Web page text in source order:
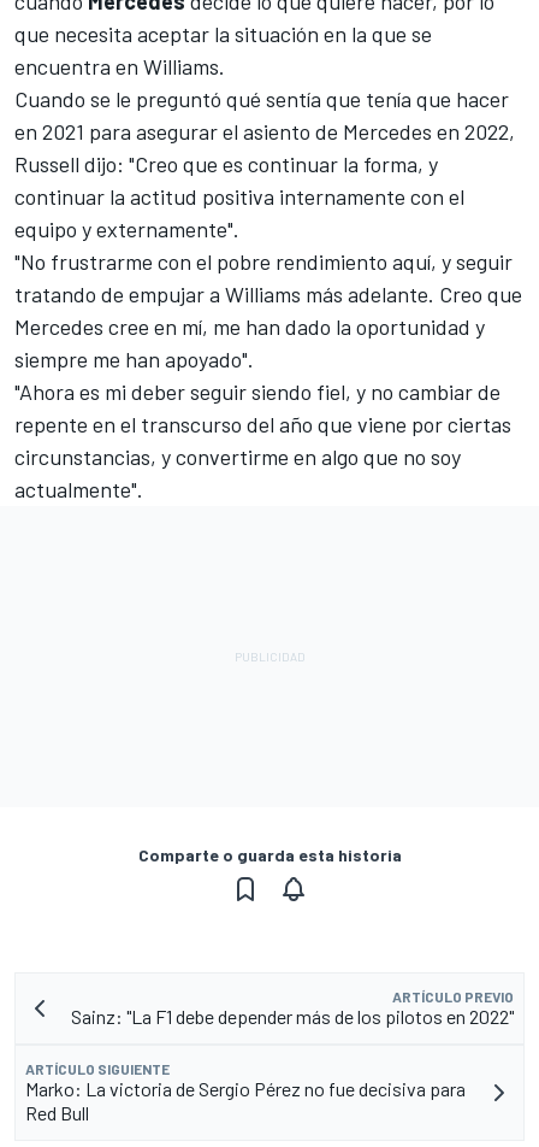
que necesita aceptar la situación en la que se
encuentra en Williams.
Cuando se le preguntó qué sentía que tenía que hacer
en 2021 para asegurar el asiento de Mercedes en 2022,
Russell dijo: "Creo que es continuar la forma, y
continuar la actitud positiva internamente con el
equipo y externamente".
"No frustrarme con el pobre rendimiento aquí, y seguir
tratando de empujar a Williams más adelante. Creo que
Mercedes cree en mí, me han dado la oportunidad y
siempre me han apoyado".
"Ahora es mi deber seguir siendo fiel, y no cambiar de
repente en el transcurso del año que viene por ciertas
circunstancias, y convertirme en algo que no soy
actualmente".
Comparte o guarda esta historia
ARTÍCULO PREVIO
Sainz: "La F1 debe depender más de los pilotos en 2022"
ARTÍCULO SIGUIENTE
Marko: La victoria de Sergio Pérez no fue decisiva para
Red Bull